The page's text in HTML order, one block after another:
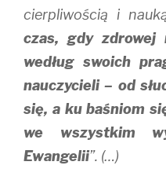
cierpliwością i
czas, gdy zdrowej
według swoich
nauczycieli – od
się, a ku baśniom
we wszystkim
Ewangelii”. (…)